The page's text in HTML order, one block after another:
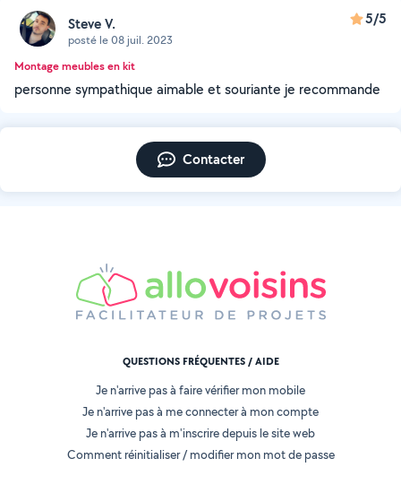
Steve V.
posté le 08 juil. 2023
5/5
Montage meubles en kit
personne sympathique aimable et souriante je recommande
Contacter
QUESTIONS FRÉQUENTES / AIDE
Je n'arrive pas à faire vérifier mon mobile
Je n'arrive pas à me connecter à mon compte
Je n'arrive pas à m'inscrire depuis le site web
Comment réinitialiser / modifier mon mot de passe